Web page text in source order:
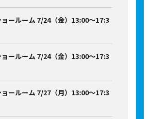
ールーム 7/24（金）13:00～17:3
ールーム 7/24（金）13:00～17:3
ールーム 7/27（月）13:00～17:3